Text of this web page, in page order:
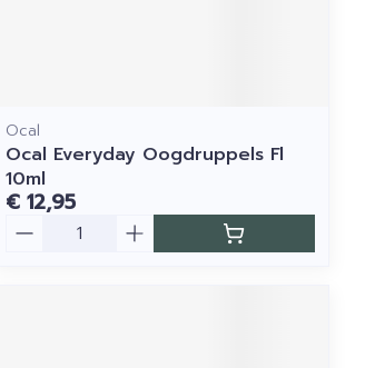
Ocal
Ocal Everyday Oogdruppels Fl
10ml
€ 12,95